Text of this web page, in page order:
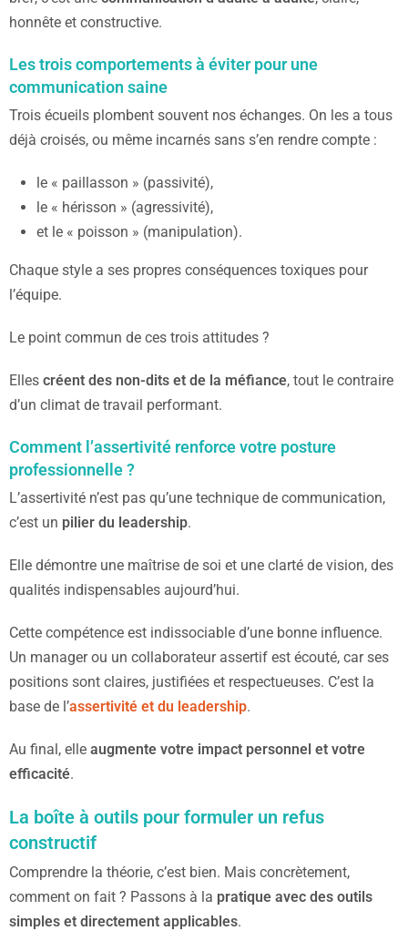
honnête et constructive.
Les trois comportements à éviter pour une
communication saine
Trois écueils plombent souvent nos échanges. On les a tous
déjà croisés, ou même incarnés sans s’en rendre compte :
le « paillasson » (passivité),
le « hérisson » (agressivité),
et le « poisson » (manipulation).
Chaque style a ses propres conséquences toxiques pour
l’équipe.
Le point commun de ces trois attitudes ?
Elles créent des non-dits et de la méfiance, tout le contraire
d’un climat de travail performant.
Comment l’assertivité renforce votre posture
professionnelle ?
L’assertivité n’est pas qu’une technique de communication,
c’est un pilier du leadership.
Elle démontre une maîtrise de soi et une clarté de vision, des
qualités indispensables aujourd’hui.
Cette compétence est indissociable d’une bonne influence.
Un manager ou un collaborateur assertif est écouté, car ses
positions sont claires, justifiées et respectueuses. C’est la
base de l’assertivité et du leadership.
Au final, elle augmente votre impact personnel et votre
efficacité.
La boîte à outils pour formuler un refus
constructif
Comprendre la théorie, c’est bien. Mais concrètement,
comment on fait ? Passons à la pratique avec des outils
simples et directement applicables.